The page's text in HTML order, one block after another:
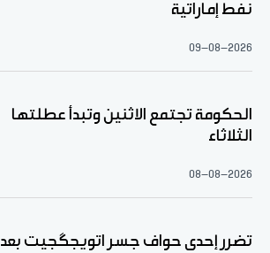
نفط إماراتية
09-08-2026
الحكومة تجتمع الاثنين وتبدأ عطلتها
الثلاثاء
08-08-2026
تضرر إحدى حواف جسر اتويجگجيت بعد